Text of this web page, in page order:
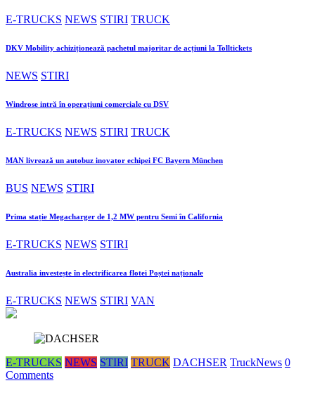
E-TRUCKS NEWS STIRI TRUCK
DKV Mobility achiziționează pachetul majoritar de acțiuni la Tolltickets
NEWS STIRI
Windrose intră în operațiuni comerciale cu DSV
E-TRUCKS NEWS STIRI TRUCK
MAN livrează un autobuz inovator echipei FC Bayern München
BUS NEWS STIRI
Prima stație Megacharger de 1,2 MW pentru Semi în California
E-TRUCKS NEWS STIRI
Australia investește în electrificarea flotei Poștei naționale
E-TRUCKS NEWS STIRI VAN
E-TRUCKS NEWS STIRI TRUCK DACHSER TruckNews 0
Comments